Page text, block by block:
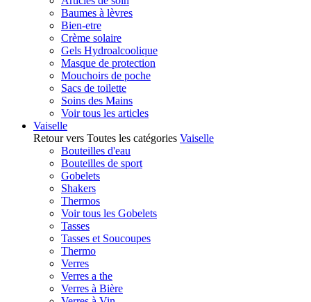
Baumes à lèvres
Bien-etre
Crème solaire
Gels Hydroalcoolique
Masque de protection
Mouchoirs de poche
Sacs de toilette
Soins des Mains
Voir tous les articles
Vaiselle
Retour vers Toutes les catégories Vaiselle
Bouteilles d'eau
Bouteilles de sport
Gobelets
Shakers
Thermos
Voir tous les Gobelets
Tasses
Tasses et Soucoupes
Thermo
Verres
Verres a the
Verres à Bière